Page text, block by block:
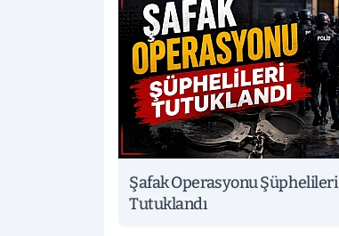
Şafak Operasyonu Şüphelileri
Tutuklandı